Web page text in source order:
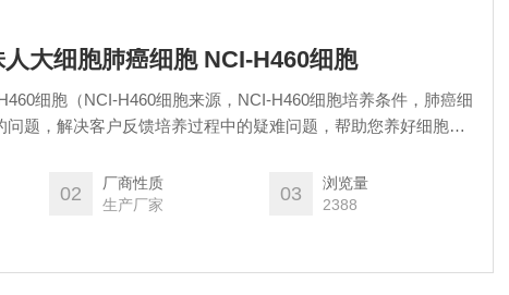
大细胞肺癌细胞 NCI-H460细胞
细胞（NCI-H460细胞来源，NCI-H460细胞培养条件，肺癌细
问题，解决客户反馈培养过程中的疑难问题，帮助您养好细胞，
02
厂商性质
生产厂家
03
浏览量
2388